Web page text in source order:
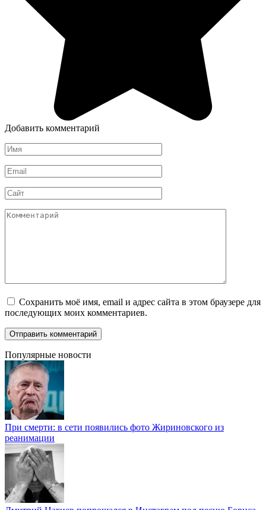
Добавить комментарий
Имя
*
Email
*
Сайт
Комментарий
Сохранить моё имя, email и адрес сайта в этом браузере для
последующих моих комментариев.
Популярные новости
При смерти: в сети появились фото Жириновского из
реанимации